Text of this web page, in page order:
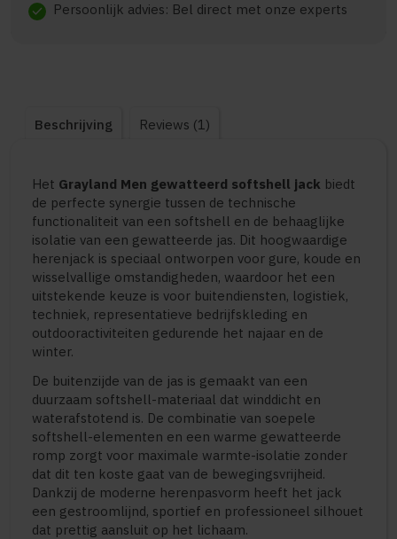
check Persoonlijk advies: Bel direct met onze experts
Beschrijving Reviews (1)
Het Grayland Men gewatteerd softshell jack biedt
de perfecte synergie tussen de technische
functionaliteit van een softshell en de behaaglijke
isolatie van een gewatteerde jas. Dit hoogwaardige
herenjack is speciaal ontworpen voor gure, koude en
wisselvallige omstandigheden, waardoor het een
uitstekende keuze is voor buitendiensten, logistiek,
techniek, representatieve bedrijfskleding en
outdooractiviteiten gedurende het najaar en de
winter.
De buitenzijde van de jas is gemaakt van een
duurzaam softshell-materiaal dat winddicht en
waterafstotend is. De combinatie van soepele
softshell-elementen en een warme gewatteerde
romp zorgt voor maximale warmte-isolatie zonder
dat dit ten koste gaat van de bewegingsvrijheid.
Dankzij de moderne herenpasvorm heeft het jack
een gestroomlijnd, sportief en professioneel silhouet
dat prettig aansluit op het lichaam.